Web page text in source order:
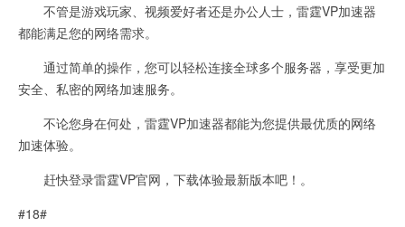
不管是游戏玩家、视频爱好者还是办公人士，雷霆VP加速器
都能满足您的网络需求。
通过简单的操作，您可以轻松连接全球多个服务器，享受更加
安全、私密的网络加速服务。
不论您身在何处，雷霆VP加速器都能为您提供最优质的网络
加速体验。
赶快登录雷霆VP官网，下载体验最新版本吧！。
#18#